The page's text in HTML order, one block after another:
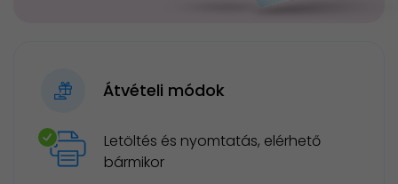
Átvételi módok
Letöltés és nyomtatás, elérhető
bármikor